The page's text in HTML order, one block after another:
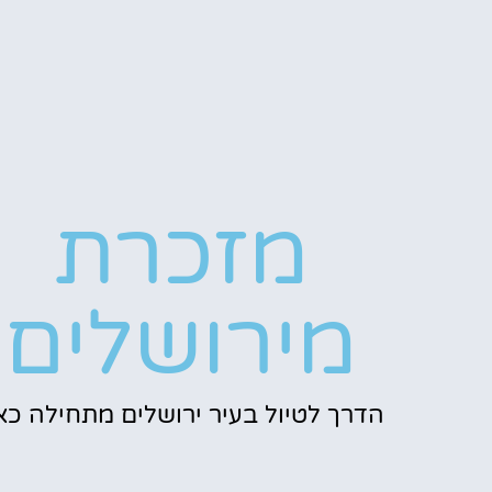
מזכרת
מירושלים
הדרך לטיול בעיר ירושלים מתחילה